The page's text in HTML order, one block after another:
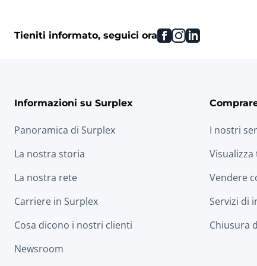
Tieniti informato, seguici ora facebook
instagram
linkedin
Informazioni su Surplex
Panoramica di Surplex
La nostra storia
La nostra rete
Carriere in Surplex
Cosa dicono i nostri clienti
Newsroom
I nostri
Vendere
Servizi di
Chiusura